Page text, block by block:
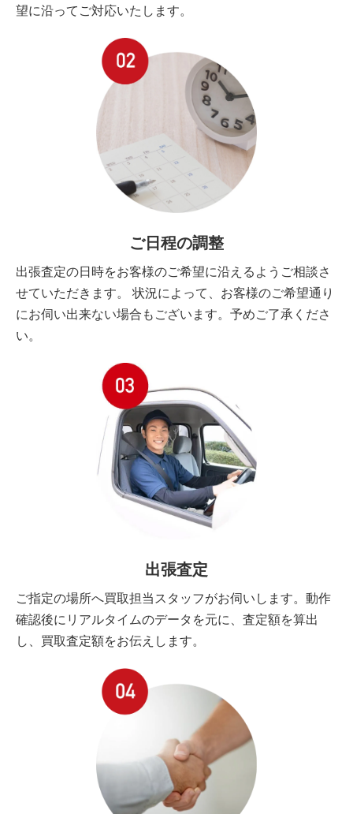
望に沿ってご対応いたします。
ご日程の調整
出張査定の日時をお客様のご希望に沿えるようご相談さ
せていただきます。 状況によって、お客様のご希望通り
にお伺い出来ない場合もございます。予めご了承くださ
い。
出張査定
ご指定の場所へ買取担当スタッフがお伺いします。動作
確認後にリアルタイムのデータを元に、査定額を算出
し、買取査定額をお伝えします。